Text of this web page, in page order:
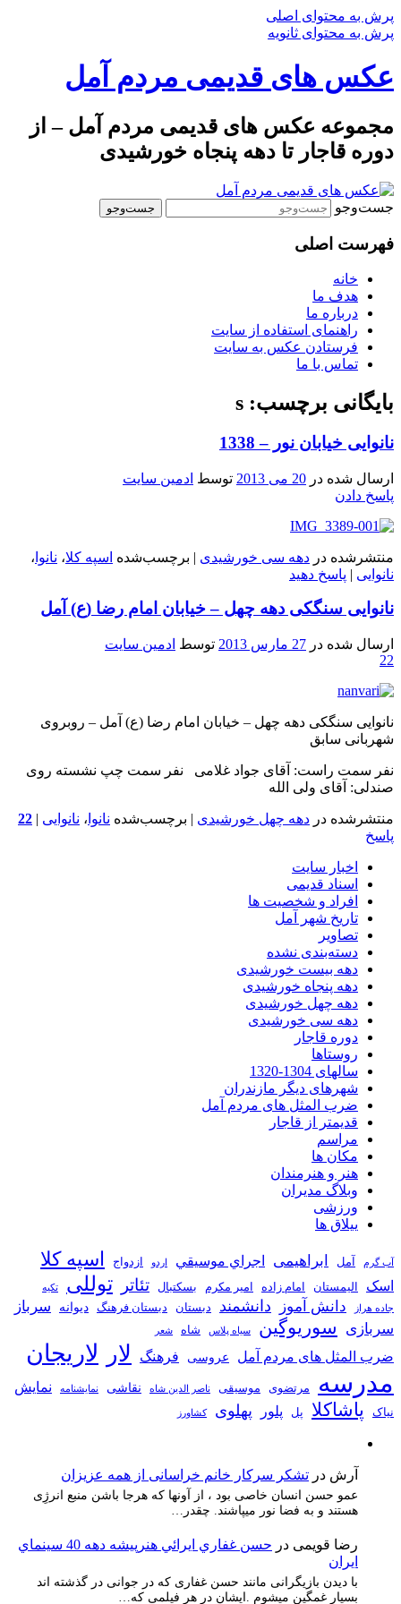
پرش به محتوای اصلی
پرش به محتوای ثانویه
عکس های قدیمی مردم آمل
مجموعه عکس های قدیمی مردم آمل – از
دوره قاجار تا دهه پنجاه خورشیدی
جست‌وجو
فهرست اصلی
خانه
هدف ما
درباره ما
راهنمای استفاده از سایت
فرستادن عکس به سایت
تماس با ما
بایگانی برچسب: s
نانوایی خیابان نور – 1338
ارسال شده در 20 می 2013 توسط ادمین سایت
پاسخ دادن
منتشرشده در دهه سی خورشیدی | برچسب‌شده اسپه کلا، نانوا ،
نانوایی | پاسخ دهید
نانوایی سنگکی دهه چهل – خیابان امام رضا (ع) آمل
ارسال شده در 27 مارس 2013 توسط ادمین سایت
22
نانوایی سنگکی دهه چهل – خیابان امام رضا (ع) آمل – روبروی
شهربانی سابق
نفر سمت راست: آقای جواد غلامی نفر سمت چپ نشسته روی
صندلی: آقای ولی الله
منتشرشده در دهه چهل خورشیدی | برچسب‌شده نانوا ، نانوایی |
22
پاسخ
اخبار سایت
اسناد قدیمی
افراد و شخصیت ها
تاریخ شهر آمل
تصاویر
دسته‌بندی نشده
دهه بیست خورشیدی
دهه پنجاه خورشیدی
دهه چهل خورشیدی
دهه سی خورشیدی
دوره قاجار
روستاها
سالهای 1304-1320
شهرهای دیگر مازندران
ضرب المثل های مردم آمل
قدیمتر از قاجار
مراسم
مکان ها
هنر و هنرمندان
وبلاگ مدیران
ورزشی
ییلاق ها
آب گرم آمل ابراهیمی اجراي موسيقي اردو ازدواج اسپه کلا
اسک الیمستان امام زاده امیر مکرم بسکتبال تئاتر توللی تکیه
جاده هراز دانش آموز دانشمند دبستان دبستان فرهنگ دیوانه
سرباز
سربازی
سوریوگین سیاه پلاس شاه شعر
ضرب المثل های مردم آمل عروسی فرهنگ لار لاریجان
مدرسه مرتضوی موسیقی ناصر الدین شاه نقاشی نمايشنامه نمایش
نیاک پاشاکلا پل پلور پهلوی کشاورز
آرش در تشکر سرکار خانم خراسانی از همه عزیزان
عمو حسن انسان خاصی بود ، از آونها که هرجا باشن منبع انرژِی
هستند و به فضا نور میپاشند. چقدر…
رضا قویمی در
حسن غفاري ايرائي هنرپيشه دهه 40 سينماي
ايران
با دیدن بازیگرانی مانند حسن غفاری که در جوانی در گذشته اند
بسیار غمگین میشوم .ایشان در هر فیلمی که…